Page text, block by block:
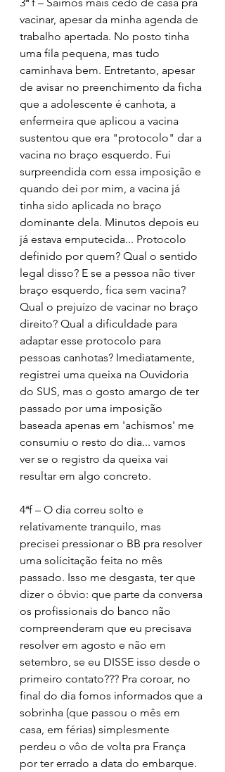
vacinar, apesar da minha agenda de
trabalho apertada. No posto tinha
uma fila pequena, mas tudo
caminhava bem. Entretanto, apesar
de avisar no preenchimento da ficha
que a adolescente é canhota, a
enfermeira que aplicou a vacina
sustentou que era "protocolo" dar a
vacina no braço esquerdo. Fui
surpreendida com essa imposição e
quando dei por mim, a vacina já
tinha sido aplicada no braço
dominante dela. Minutos depois eu
já estava emputecida... Protocolo
definido por quem? Qual o sentido
legal disso? E se a pessoa não tiver
braço esquerdo, fica sem vacina?
Qual o prejuízo de vacinar no braço
direito? Qual a dificuldade para
adaptar esse protocolo para
pessoas canhotas? Imediatamente,
registrei uma queixa na Ouvidoria
do SUS, mas o gosto amargo de ter
passado por uma imposição
baseada apenas em 'achismos' me
consumiu o resto do dia... vamos
ver se o registro da queixa vai
resultar em algo concreto.
4ªf – O dia correu solto e
relativamente tranquilo, mas
precisei pressionar o BB pra resolver
uma solicitação feita no mês
passado. Isso me desgasta, ter que
dizer o óbvio: que parte da conversa
os profissionais do banco não
compreenderam que eu precisava
resolver em agosto e não em
setembro, se eu DISSE isso desde o
primeiro contato??? Pra coroar, no
final do dia fomos informados que a
sobrinha (que passou o mês em
casa, em férias) simplesmente
perdeu o vôo de volta pra França
por ter errado a data do embarque.